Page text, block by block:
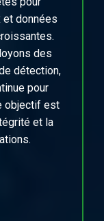
données
des
détection,
pour
objectif est
et la